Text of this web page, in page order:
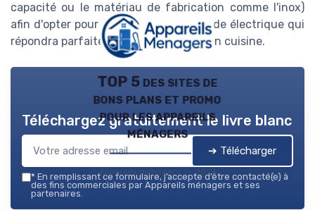
capacité ou le matériau de fabrication comme l'inox)
afin d'opter pour une essoreuse à salade électrique qui
répondra parfaitement à vos besoins en cuisine.
TOP 5 des sites de
bons plans et promo
pour les appareils
ménagers
Appareils ménagers — 2026
Téléchargez gratuitement le livre blanc
➔ Télécharger
* En remplissant ce formulaire, j’accepte d’être contacté(e) à
des fins commerciales par Appareils ménagers et ses
partenaires.